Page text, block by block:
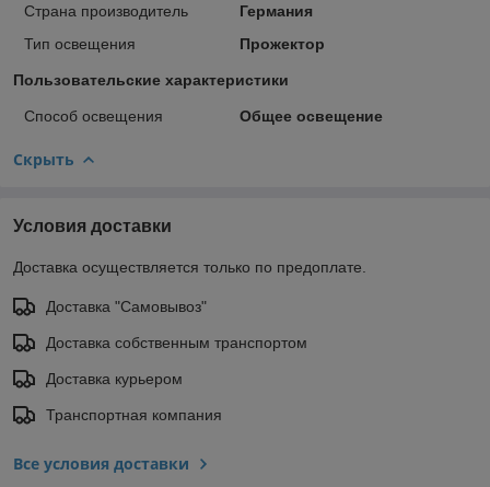
Страна производитель
Германия
Тип освещения
Прожектор
Пользовательские характеристики
Способ освещения Общее освещение
Скрыть
Условия доставки
Доставка осуществляется только по предоплате.
Доставка "Самовывоз"
Доставка собственным транспортом
Доставка курьером
Транспортная компания
Все условия доставки